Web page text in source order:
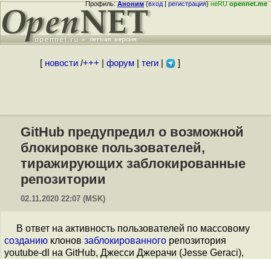
Профиль:Аноним(вход|регистрация)неRUopennet.me
[ новости/+++ форум| теги| ]
GitHub предупредил о возможной
блокировке пользователей,
тиражирующих заблокированные
репозитории
02.11.2020 22:07 (MSK)
В ответ на активность пользователей по массовому
созданию клонов заблокированного репозитория
youtube-dl на GitHub, Джесси Джерачи (Jesse Geraci),